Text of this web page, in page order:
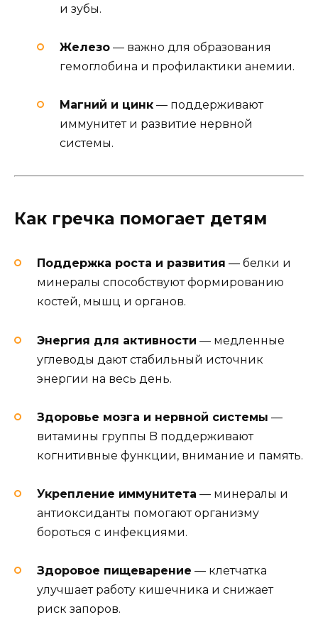
и зубы.
Железо — важно для образования
гемоглобина и профилактики анемии.
Магний и цинк — поддерживают
иммунитет и развитие нервной
системы.
Как гречка помогает детям
Поддержка роста и развития — белки и
минералы способствуют формированию
костей, мышц и органов.
Энергия для активности — медленные
углеводы дают стабильный источник
энергии на весь день.
Здоровье мозга и нервной системы —
витамины группы B поддерживают
когнитивные функции, внимание и память.
Укрепление иммунитета — минералы и
антиоксиданты помогают организму
бороться с инфекциями.
Здоровое пищеварение — клетчатка
улучшает работу кишечника и снижает
риск запоров.